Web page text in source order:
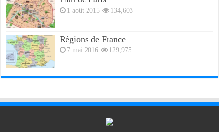
1 août 2015 134,603
Régions de France
7 mai 2016 129,975